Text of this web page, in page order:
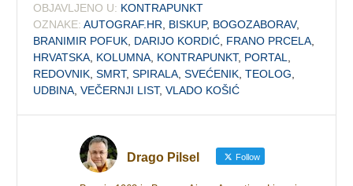
OBJAVLJENO U: KONTRAPUNKT
OZNAKE: AUTOGRAF.HR BISKUP, BOGOZABORAV,
BRANIMIR POFUK DARIJO KORDIĆ FRANO PRCELA
HRVATSKA KOLUMNA KONTRAPUNKT, PORTAL
REDOVNIK ,SMRT,SPIRALA ,SVEĆENIK ,TEOLOG
UDBINA ,VEČERNJI LIST,VLADO KOŠIĆ
Drago Pilsel Follow